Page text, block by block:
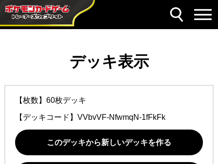
デッキ表示
【枚数】60枚デッキ
【デッキコード】 VVbvVF-NfwmqN-1fFkFk
このデッキから新しいデッキを作る